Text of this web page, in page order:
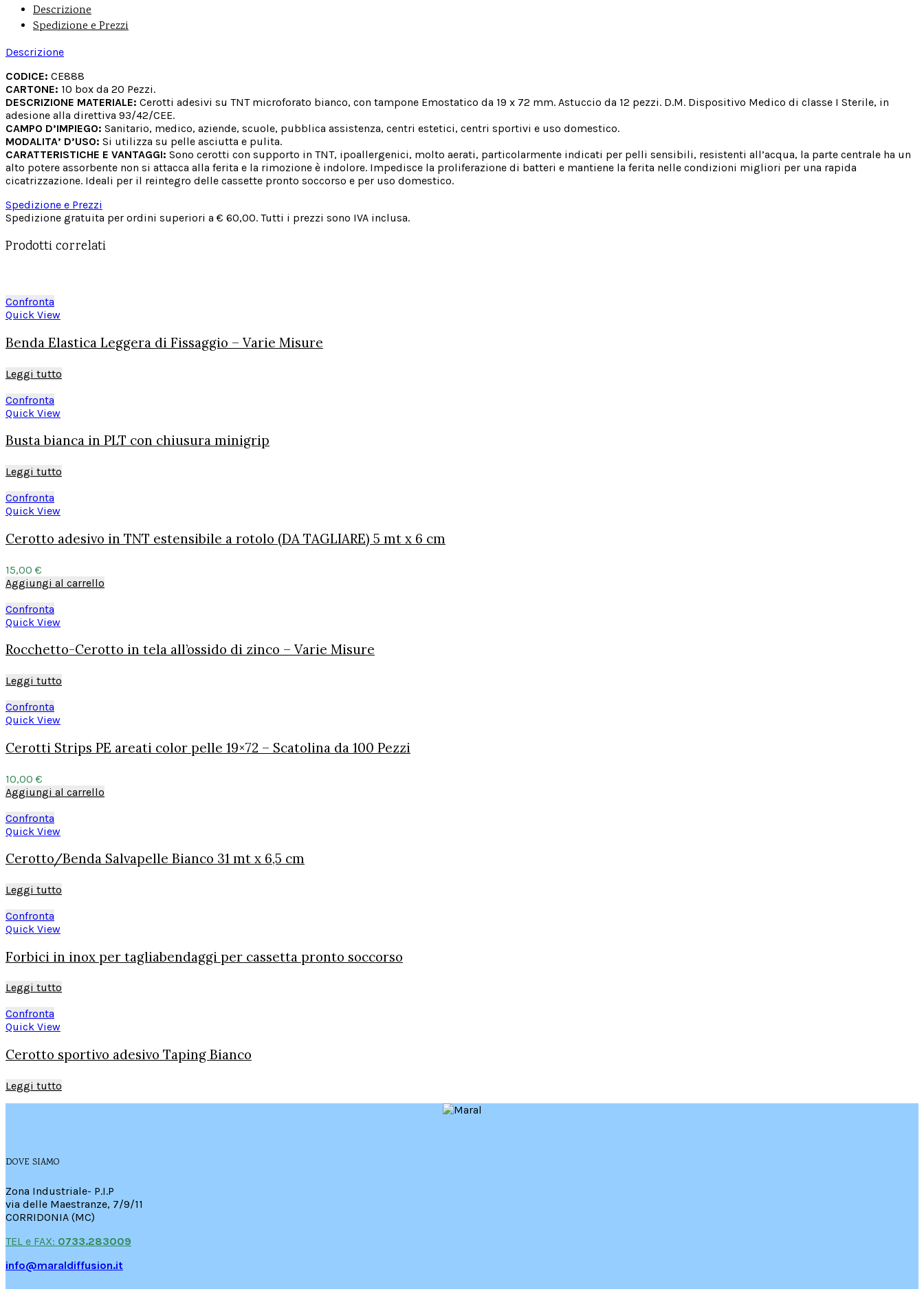
cm
-
Scatolina
da
20
Pezzi
quantità
Descrizione
Spedizione e Prezzi
Descrizione
CODICE: CE888
CARTONE: 10 box da 20 Pezzi.
DESCRIZIONE MATERIALE: Cerotti adesivi su TNT microforato bianco, con tampone Emostatico da 19 x 72 mm. Astuccio da 12 pezzi. D.M. Dispositivo Medico di classe I Sterile, in
adesione alla direttiva 93/42/CEE.
CAMPO D’IMPIEGO: Sanitario, medico, aziende, scuole, pubblica assistenza, centri estetici, centri sportivi e uso domestico.
MODALITA’ D’USO: Si utilizza su pelle asciutta e pulita.
CARATTERISTICHE E VANTAGGI: Sono cerotti con supporto in TNT, ipoallergenici, molto aerati, particolarmente indicati per pelli sensibili, resistenti all’acqua, la parte centrale ha un
alto potere assorbente non si attacca alla ferita e la rimozione è indolore. Impedisce la proliferazione di batteri e mantiene la ferita nelle condizioni migliori per una rapida
cicatrizzazione. Ideali per il reintegro delle cassette pronto soccorso e per uso domestico.
Spedizione e Prezzi
Spedizione gratuita per ordini superiori a € 60,00. Tutti i prezzi sono IVA inclusa.
Prodotti correlati
Confronta
Quick View
Benda Elastica Leggera di Fissaggio – Varie Misure
Leggi tutto
Confronta
Quick View
Busta bianca in PLT con chiusura minigrip
Leggi tutto
Confronta
Quick View
Cerotto adesivo in TNT estensibile a rotolo (DA TAGLIARE) 5 mt x 6 cm
15,00 €
Aggiungi al carrello
Confronta
Quick View
Rocchetto-Cerotto in tela all’ossido di zinco – Varie Misure
Leggi tutto
Confronta
Quick View
Cerotti Strips PE areati color pelle 19×72 – Scatolina da 100 Pezzi
10,00 €
Aggiungi al carrello
Confronta
Quick View
Cerotto/Benda Salvapelle Bianco 31 mt x 6,5 cm
Leggi tutto
Confronta
Quick View
Forbici in inox per tagliabendaggi per cassetta pronto soccorso
Leggi tutto
Confronta
Quick View
Cerotto sportivo adesivo Taping Bianco
Leggi tutto
DOVE SIAMO
Zona Industriale- P.I.P
via delle Maestranze, 7/9/11
CORRIDONIA (MC)
TEL e FAX: 0733.283009
info@maraldiffusion.it